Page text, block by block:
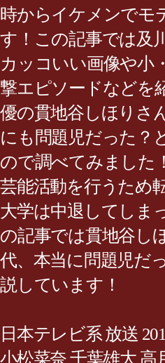
時からイケメンでモ
す！この記事では及
カッコいい画像や小
撃エピソードなどを
優の貫地谷しほりさ
にも問題児だった？
ので調べてみました
芸能活動を行うため
大学は中退してしま
の記事では貫地谷し
代、本当に問題児だ
説しています！
日本テレビ系 放送
小松菜奈 千葉雄大 高